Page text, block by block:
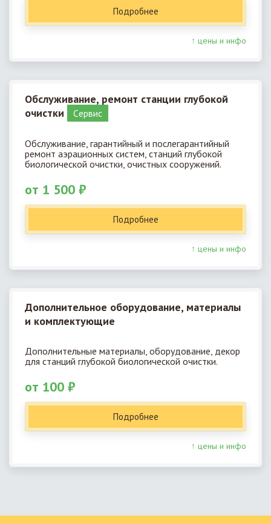
Подробнее
↑ цены и инфо
Обслуживание, ремонт станции глубокой
очистки
Cервис
Обслуживание, гарантийный и послегарантийный
ремонт аэрационных систем, станций глубокой
биологической очистки, очистных сооружений.
от 1 500 ₽
Подробнее
↑ цены и инфо
Дополнительное оборудование, материалы
и комплектующие
Дополнительные материалы, оборудование, декор
для станций глубокой биологической очистки.
от 100 ₽
Подробнее
↑ цены и инфо